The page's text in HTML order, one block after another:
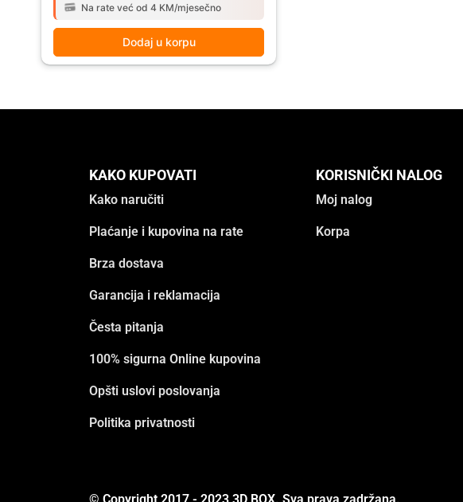
Na rate već od 4 KM/mjesečno
Dodaj u korpu
KAKO KUPOVATI
Kako naručiti
Plaćanje i kupovina na rate
Brza dostava
Garancija i reklamacija
Česta pitanja
100% sigurna Online kupovina
Opšti uslovi poslovanja
Politika privatnosti
KORISNIČKI NALOG
Moj nalog
Korpa